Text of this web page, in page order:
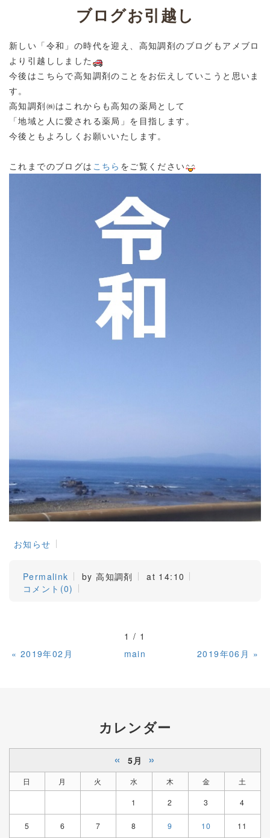
ブログお引越し
新しい「令和」の時代を迎え、高知調剤のブログもアメブロ
より引越ししました
今後はこちらで高知調剤のことをお伝えしていこうと思いま
す。
高知調剤㈱はこれからも高知の薬局として
「地域と人に愛される薬局」を目指します。
今後ともよろしくお願いいたします。
これまでのブログは こちら をご覧ください
お知らせ
Permalink by 高知調剤
at 14:10
コメント(0)
1 / 1
« 2019年02月 main 2019年06月 »
カレンダー
« 5月 »
日 月 火 水 木 金 土
1 2 3 4
5 6 7 8 9 10 11